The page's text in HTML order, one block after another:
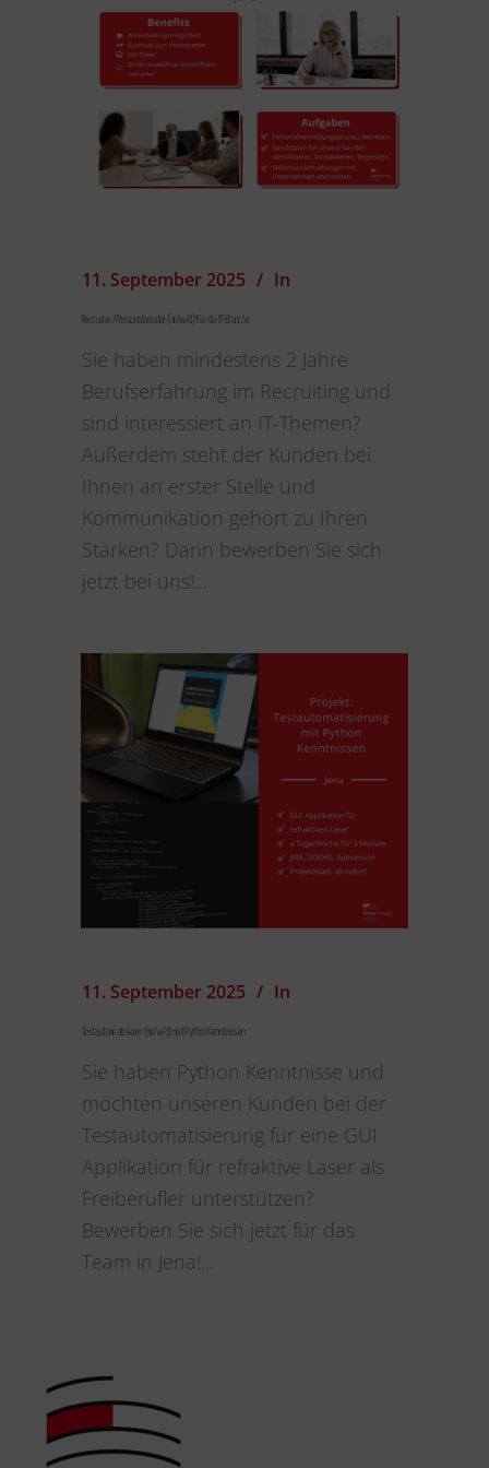
11. September 2025 In
Recruiter / Personalberater (m/w/d) für die IT-Branche
Sie haben mindestens 2 Jahre
Berufserfahrung im Recruiting und
sind interessiert an IT-Themen?
Außerdem steht der Kunden bei
Ihnen an erster Stelle und
Kommunikation gehört zu Ihren
Stärken? Dann bewerben Sie sich
jetzt bei uns!...
11. September 2025 In
Testautomatisierer (m/w/d) mit Python Kenntnissen
Sie haben Python Kenntnisse und
möchten unseren Kunden bei der
Testautomatisierung für eine GUI
Applikation für refraktive Laser als
Freiberufler unterstützen?
Bewerben Sie sich jetzt für das
Team in Jena!...